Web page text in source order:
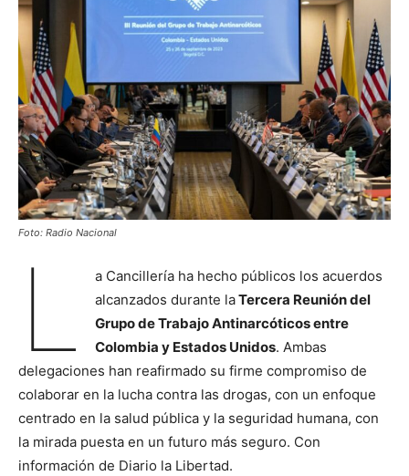
Foto: Radio Nacional
L
a Cancillería ha hecho públicos los acuerdos
alcanzados durante laTercera Reunión del
Grupo de Trabajo Antinarcóticos entre
Colombia y Estados Unidos. Ambas
delegaciones han reafirmado su firme compromiso de
colaborar en la lucha contra las drogas, con un enfoque
centrado en la salud pública y la seguridad humana, con
la mirada puesta en un futuro más seguro. Con
información de Diario la Libertad.